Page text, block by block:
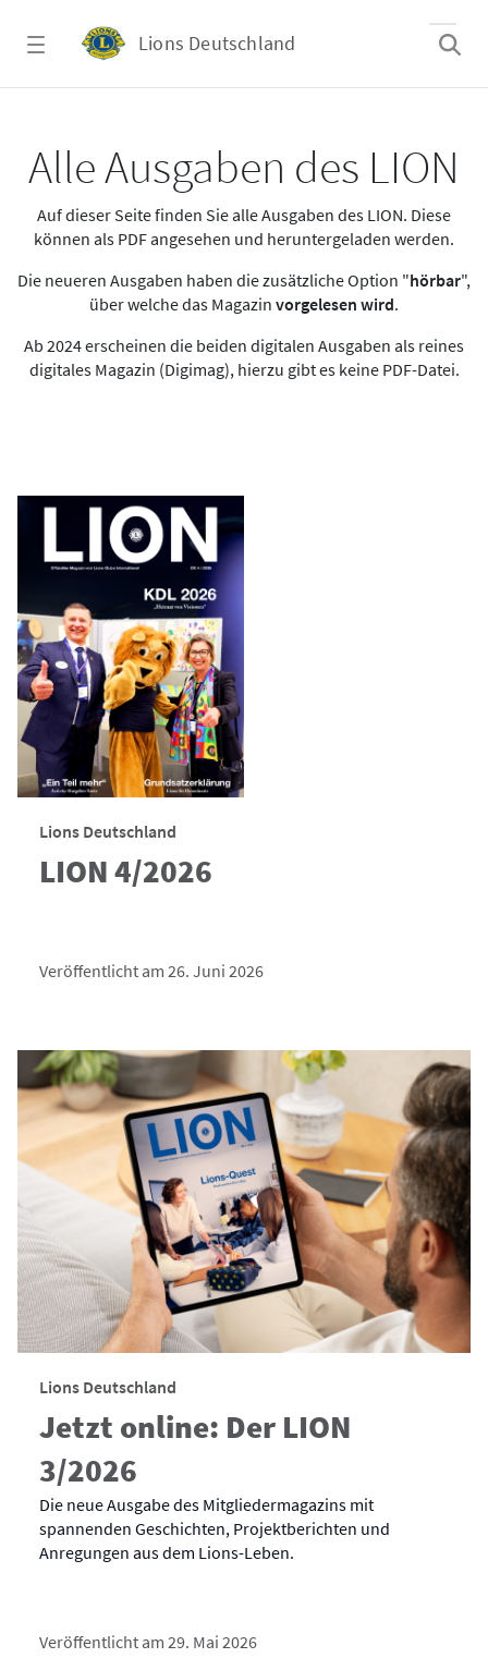
Lions Deutschland
Alle Ausgaben des LION
Auf dieser Seite finden Sie alle Ausgaben des LION. Diese
können als PDF angesehen und heruntergeladen werden.
Die neueren Ausgaben haben die zusätzliche Option "hörbar",
über welche das Magazin vorgelesen wird.
Ab 2024 erscheinen die beiden digitalen Ausgaben als reines
digitales Magazin (Digimag), hierzu gibt es keine PDF-Datei.
Lions Deutschland
LION 4/2026
Veröffentlicht am 26. Juni 2026
Lions Deutschland
Jetzt online: Der LION
3/2026
Die neue Ausgabe des Mitgliedermagazins mit
spannenden Geschichten, Projektberichten und
Anregungen aus dem Lions-Leben.
Veröffentlicht am 29. Mai 2026